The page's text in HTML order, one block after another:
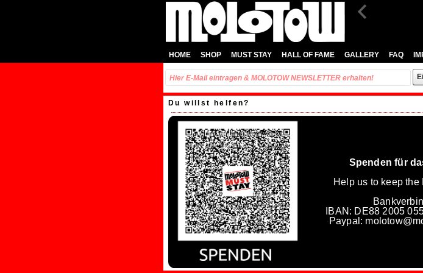
HOME SHOP MUST STAY HALL OF FAME GALLERY FAQ
Du willst helfen?
Spenden für
Help us to keep the
IBAN: DE88 2005
Paypal: